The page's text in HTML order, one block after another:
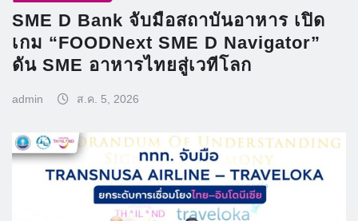
SME D Bank จับมือสถาบันอาหาร เปิด
เกม “FOODNext SME D Navigator”
ดัน SME อาหารไทยสู่เวทีโลก
admin ส.ค. 5, 2026